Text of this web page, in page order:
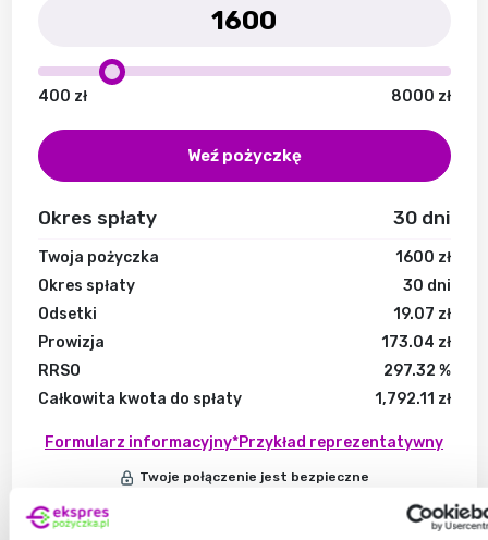
400 zł 8000 zł
Weź pożyczkę
Okres spłaty 30dni
Twoja pożyczka 1600 zł
Okres spłaty
30 dni
Odsetki
19.07 zł
Prowizja
173.04 zł
RRSO
297.32 %
Całkowita kwota do spłaty
1,792.11 zł
Formularz informacyjny*Przykład reprezentatywny
Twoje połączenie jest bezpieczne